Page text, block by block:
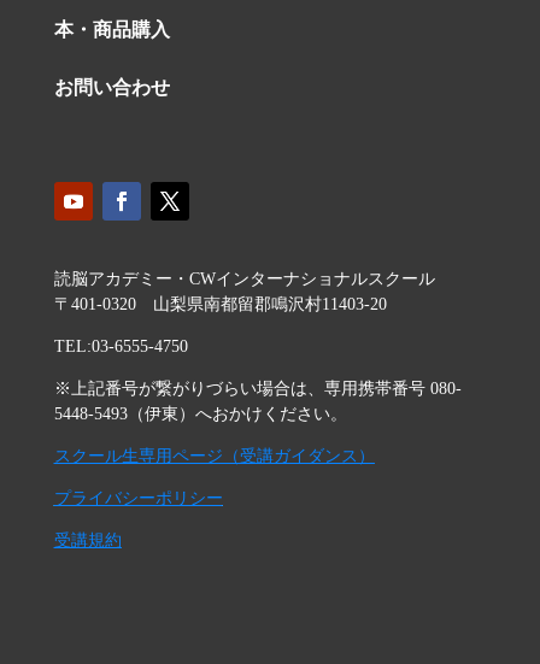
本・商品購入
お問い合わせ
読脳アカデミー・CWインターナショナルスクール
〒401-0320 山梨県南都留郡鳴沢村11403-20
TEL:03-6555-4750
※上記番号が繋がりづらい場合は、専用携帯番号 080-
5448-5493（伊東）へおかけください。
スクール生専用ページ（受講ガイダンス）
プライバシーポリシー
受講規約